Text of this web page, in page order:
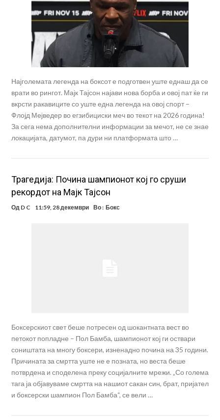
Најголемата легенда на боксот е подготвен уште еднаш да се
врати во рингот. Мајк Тајсон најави нова борба и овој пат ќе ги
вкрсти ракавиците со уште една легенда на овој спорт –
Флојд Мејведер во егзибициски меч во текот на 2026 година!
За сега нема дополнителни информации за мечот, не се знае
локацијата, датумот, па дури ни платформата што …
Трагедија: Почина шампионот кој го сруши
рекордот на Мајк Тајсон
Од D C 11:59, 28 декември Во : Бокс
Боксерскиот свет беше потресен од шокантната вест во
петокот попладне – Пол Бамба, шампионот кој ги оствари
соништата на многу боксери, изненадно почина на 35 години.
Причината за смртта уште не е позната, но веста беше
потврдена и споделена преку социјалните мрежи. „Со голема
тага ја објавуваме смртта на нашиот сакан син, брат, пријател
и боксерски шампион Пол Бамба“, се вели …